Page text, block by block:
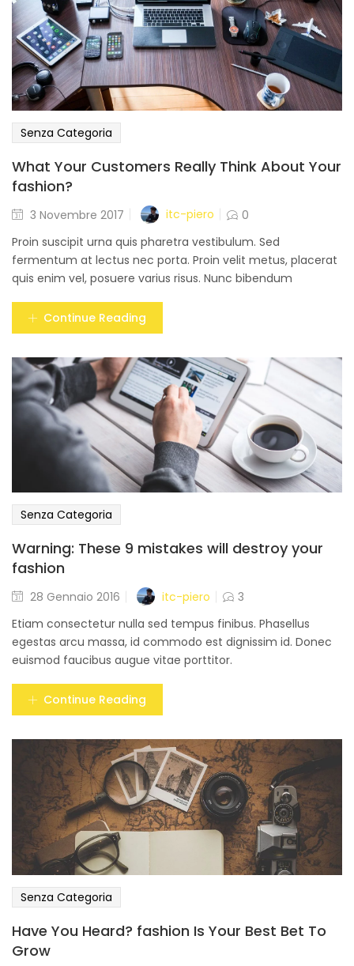
Senza Categoria
What Your Customers Really Think About Your
fashion?
Posted
3 Novembre 2017 itc-piero
0
Proin suscipit urna quis pharetra vestibulum. Sed
fermentum at lectus nec porta. Proin velit metus, placerat
quis enim vel, posuere varius risus. Nunc bibendum
Continue Reading
Senza Categoria
Warning: These 9 mistakes will destroy your
fashion
Posted
28 Gennaio 2016 itc-piero
3
Etiam consectetur nulla sed tempus finibus. Phasellus
egestas arcu massa, id commodo est dignissim id. Donec
euismod faucibus augue vitae porttitor.
Continue Reading
Senza Categoria
Have You Heard? fashion Is Your Best Bet To
Grow